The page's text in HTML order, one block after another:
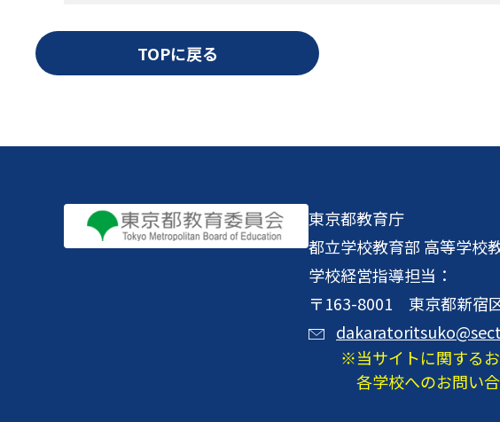
TOPに戻る
東京都教育庁
都立学校教育部 高等学校
学校経営指導担当：
〒163-8001 東京都新宿
当サイトに関する
各学校へのお問い